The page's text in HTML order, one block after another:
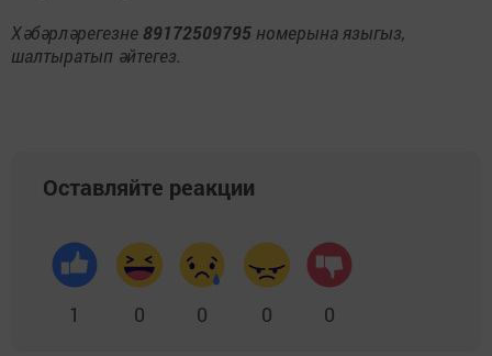
Хәбәрләрегезне 89172509795 номерына языгыз,
шалтыратып әйтегез.
Оставляйте реакции
1 0 0 0 0